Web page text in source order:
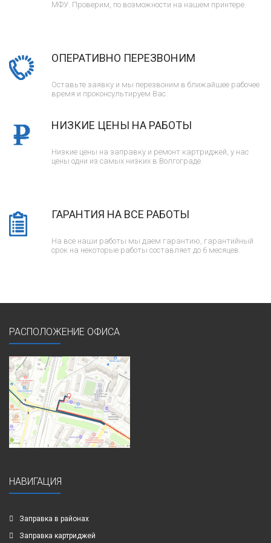
МФУ. Проверим, по возможности на нашем принтере.
ОПЕРАТИВНО ПЕРЕЗВОНИМ
Оставьте заявку и мы перезвоним в ближайшее рабочее
время и проконсультируем Вас.
НИЗКИЕ ЦЕНЫ НА РАБОТЫ
Низкие цены на заправку и ремонт картриджей, у нас
цены одни из самых низких в Волгограде.
ГАРАНТИЯ НА ВСЕ РАБОТЫ
На все наши работы мы даем гарантию, гарантийный
срок на некоторые работы составляет до 6 месяцев.
РАСПОЛОЖЕНИЕ ОФИСА
НАВИГАЦИЯ
Заправка в районах
Заправка картриджей